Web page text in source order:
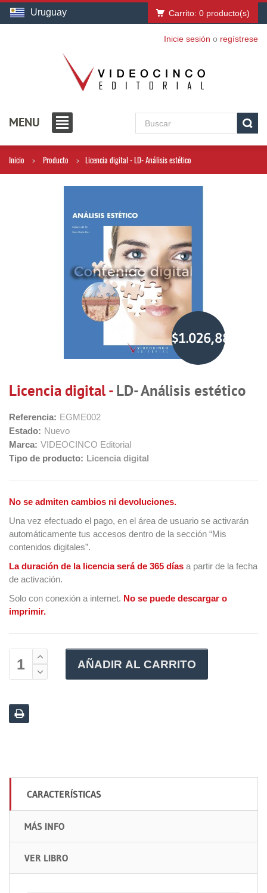
Uruguay Carrito: 0 producto(s)
Inicie sesión o regístrese
MENU
Inicio Producto Licencia digital - LD- Análisis estético
$1.026,88
Licencia digital -LD- Análisis estético
Referencia: EGME002
Estado: Nuevo
Marca: VIDEOCINCO Editorial
Tipo de producto: Licencia digital
No se admiten cambios ni devoluciones.
Una vez efectuado el pago, en el área de usuario se activarán
automáticamente tus accesos dentro de la sección “Mis
contenidos digitales”.
La duración de la licencia será de 365 días a partir de la fecha
de activación.
Solo con conexión a internet. No se puede descargar o
imprimir.
AÑADIR AL CARRITO
CARACTERÍSTICAS
MÁS INFO
VER LIBRO